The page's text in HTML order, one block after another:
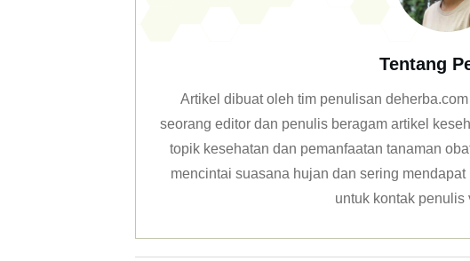
Tentang
Artikel dibuat oleh tim penulisan
seorang editor dan penulis beragam artikel
topik kesehatan dan pemanfaatan tanaman
mencintai suasana hujan dan sering
untuk kontak penulis